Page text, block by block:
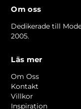
Om oss
Dedikerade till
2005.
Läs mer
Om Oss
Kontakt
Villkor
Inspiration